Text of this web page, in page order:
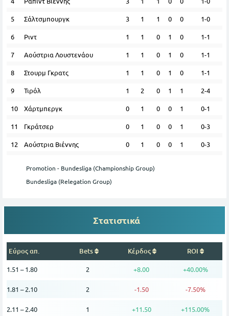
5 Σάλτσμπουργκ 3 1 1 0 0 1-0
6 Ριντ 1 1 0 1 0 1-1
7 Αούστρια Λουστενάου 1 1 0 1 0 1-1
8 Στουρμ Γκρατς 1 1 0 1 0 1-1
9 Τιρόλ 1 2 0 1 1 2-4
10 Χάρτμπεργκ 0 1 0 0 1 0-1
11 Γκράτσερ 0 1 0 0 1 0-3
12 Αούστρια Βιέννης 0 1 0 0 1 0-3
Promotion - Bundesliga (Championship Group)
Bundesliga (Relegation Group)
Στατιστικά
Εύροςαπ. Bets Κέρδος ROI
1.51 – 1.80 2 +8.00 +40.00%
1.81 – 2.10 2 -1.50 -7.50%
2.11 – 2.40 1 +11.50 +115.00%